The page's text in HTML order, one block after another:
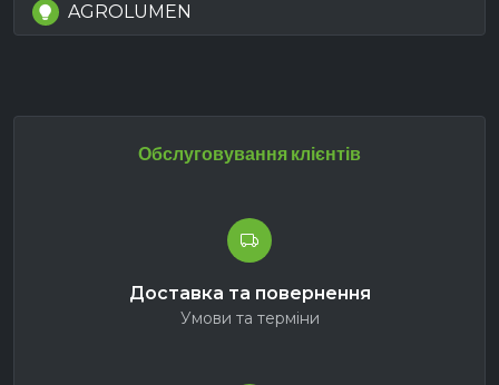
AGROLUMEN
Обслуговування клієнтів
Доставка та повернення
Умови та терміни